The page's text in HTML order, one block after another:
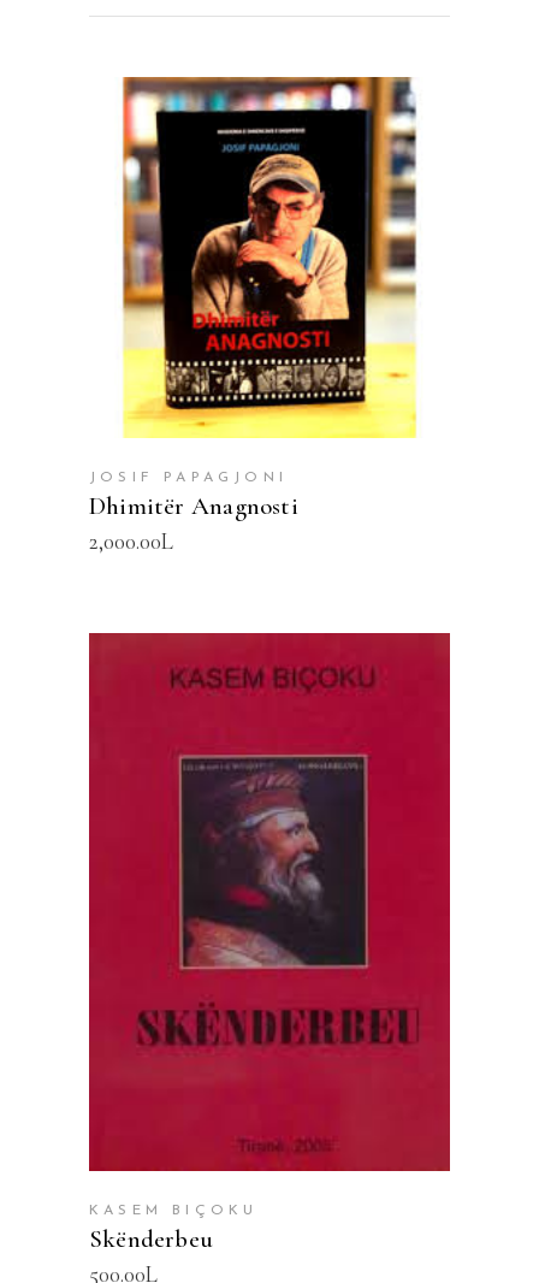
SHTOJE NË SHPORTË
JOSIF PAPAGJONI
Dhimitër Anagnosti
2,000.00L
SHTOJE NË SHPORTË
KASEM BIÇOKU
Skënderbeu
500.00L